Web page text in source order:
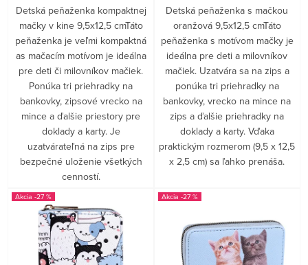
v
Detská peňaženka kompaktnej
mačky v kine 9,5x12,5 cmTáto
peňaženka je veľmi kompaktná
as mačacím motívom je ideálna
pre deti či milovníkov mačiek.
Ponúka tri priehradky na
bankovky, zipsové vrecko na
mince a ďalšie priestory pre
doklady a karty. Je
uzatvárateľná na zips pre
bezpečné uloženie všetkých
cenností.
Detská peňaženka s mačkou
oranžová 9,5x12,5 cmTáto
peňaženka s motívom mačky je
ideálna pre deti a milovníkov
mačiek. Uzatvára sa na zips a
ponúka tri priehradky na
bankovky, vrecko na mince na
zips a ďalšie priehradky na
doklady a karty. Vďaka
praktickým rozmerom (9,5 x 12,5
x 2,5 cm) sa ľahko prenáša.
-27 % -27 %